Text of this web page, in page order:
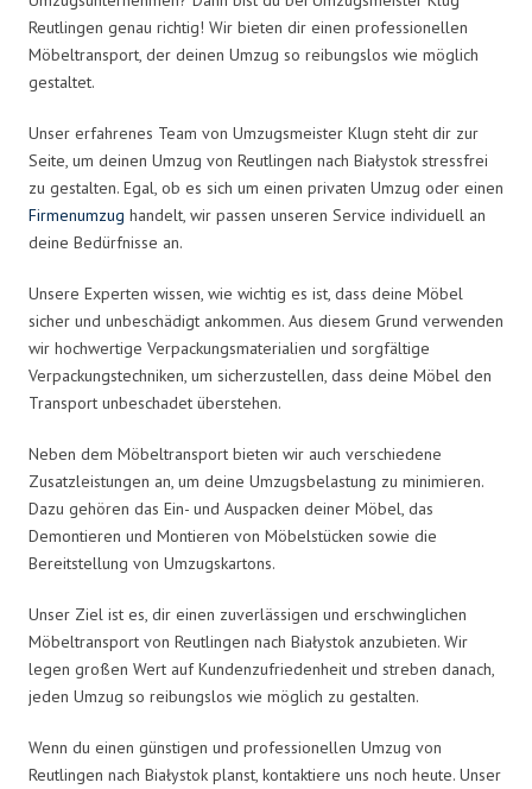
Reutlingen genau richtig! Wir bieten dir einen professionellen
Möbeltransport, der deinen Umzug so reibungslos wie möglich
gestaltet.
Unser erfahrenes Team von Umzugsmeister Klugn steht dir zur
Seite, um deinen Umzug von Reutlingen nach Białystok stressfrei
zu gestalten. Egal, ob es sich um einen privaten Umzug oder einen
Firmenumzug handelt, wir passen unseren Service individuell an
deine Bedürfnisse an.
Unsere Experten wissen, wie wichtig es ist, dass deine Möbel
sicher und unbeschädigt ankommen. Aus diesem Grund verwenden
wir hochwertige Verpackungsmaterialien und sorgfältige
Verpackungstechniken, um sicherzustellen, dass deine Möbel den
Transport unbeschadet überstehen.
Neben dem Möbeltransport bieten wir auch verschiedene
Zusatzleistungen an, um deine Umzugsbelastung zu minimieren.
Dazu gehören das Ein- und Auspacken deiner Möbel, das
Demontieren und Montieren von Möbelstücken sowie die
Bereitstellung von Umzugskartons.
Unser Ziel ist es, dir einen zuverlässigen und erschwinglichen
Möbeltransport von Reutlingen nach Białystok anzubieten. Wir
legen großen Wert auf Kundenzufriedenheit und streben danach,
jeden Umzug so reibungslos wie möglich zu gestalten.
Wenn du einen günstigen und professionellen Umzug von
Reutlingen nach Białystok planst, kontaktiere uns noch heute. Unser